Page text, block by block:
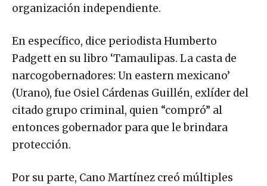
organización independiente.
En específico, dice periodista Humberto
Padgett en su libro ‘Tamaulipas. La casta de
narcogobernadores: Un eastern mexicano’
(Urano), fue Osiel Cárdenas Guillén, exlíder del
citado grupo criminal, quien “compró” al
entonces gobernador para que le brindara
protección.
Por su parte, Cano Martínez creó múltiples